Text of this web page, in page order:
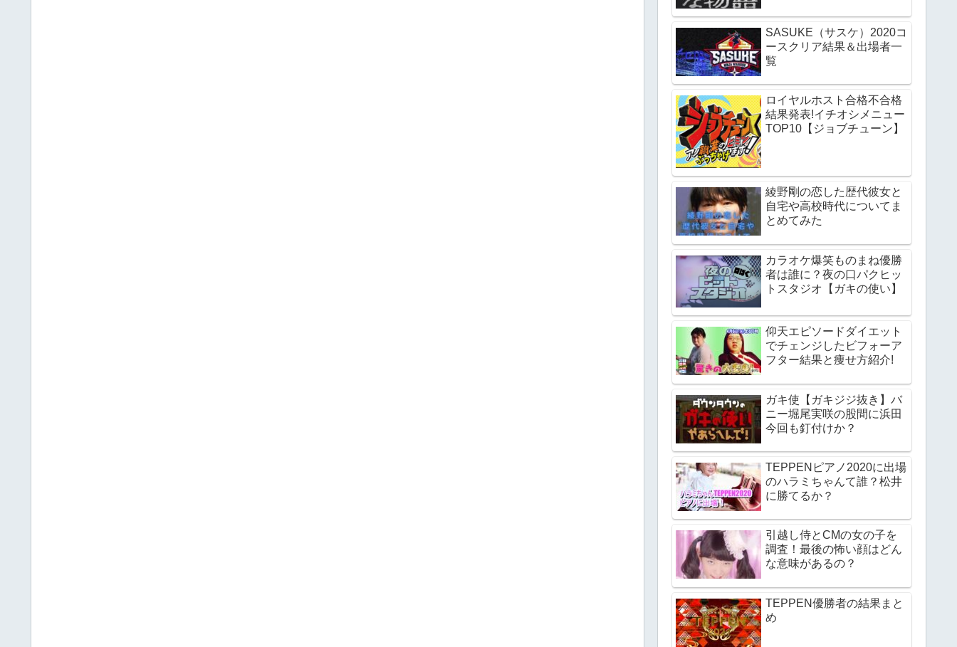
SASUKE（サスケ）2020コ
ースクリア結果＆出場者一
覧
ロイヤルホスト合格不合格
結果発表!イチオシメニュー
TOP10【ジョブチューン】
綾野剛の恋した歴代彼女と
自宅や高校時代についてま
とめてみた
カラオケ爆笑ものまね優勝
者は誰に？夜の口パクヒッ
トスタジオ【ガキの使い】
仰天エピソードダイエット
でチェンジしたビフォーア
フター結果と痩せ方紹介!
ガキ使【ガキジジ抜き】バ
ニー堀尾実咲の股間に浜田
今回も釘付けか？
TEPPENピアノ2020に出場
のハラミちゃんて誰？松井
に勝てるか？
引越し侍とCMの女の子を
調査！最後の怖い顔はどん
な意味があるの？
TEPPEN優勝者の結果まと
め